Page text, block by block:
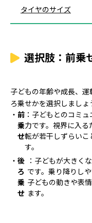
タイヤのサイズ
選択肢：前乗
子どもの年齢や成長、
ろ乗せかを選択しましょ
前
乗
せ
：子どもとのコミ
力です。視界に入
転が若干しずらい
す。
後
ろ
乗
せ
：子どもが大きく
です。乗り降りし
子どもの動きや表
ます。